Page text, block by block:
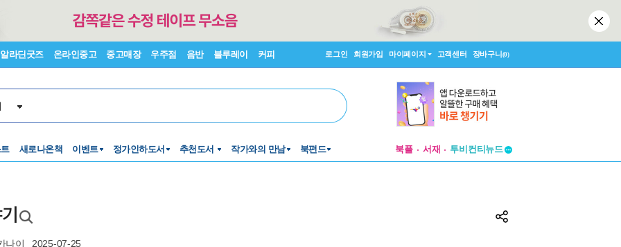
알라딘굿즈 온라인중고 중고매장 우주점 음반 블루레이 커피 로그인 회원가입 마이페이지 고객센터 장바구니(0)
새로나온책 이벤트 정가인하도서 추천도서 작가와의 만남 북펀드 북플 서재
투비컨티뉴드
나이 2025-07-25